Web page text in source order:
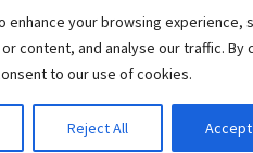
enhance your browsing experience,
content, and analyse our traffic. By
to our use of cookies.
Reject All